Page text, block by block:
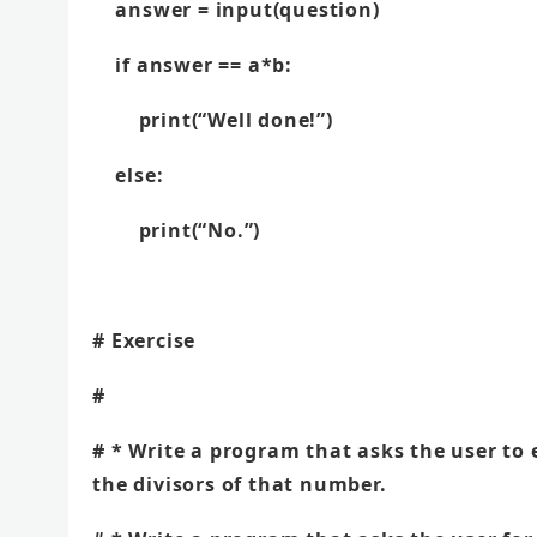
answer = input(question)
if answer == a*b:
print(“Well done!”)
else:
print(“No.”)
# Exercise
#
# * Write a program that asks the user
the divisors of that number.